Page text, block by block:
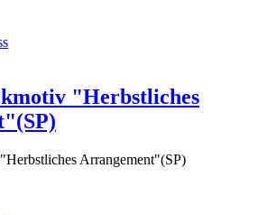
"Herbstliches
Arrangement"(SP)